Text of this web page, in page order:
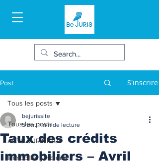
Post S'inscrire
Tous les posts
ACTU JURIDIQUE
Immobilier juridique
Tous les posts
Taux des crédits
immobiliers – Avril
bejurissite
5 avr. 1 min de lecture